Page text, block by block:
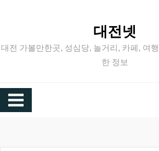
대전넷
대전 가볼만한곳, 성심당, 놀거리, 카페, 여
한 정보